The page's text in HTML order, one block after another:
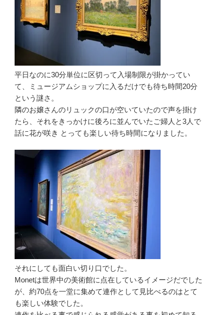
平日なのに30分単位に区切って入場制限が掛かってい
て、ミュージアムショップに入るだけでも待ち時間20分
という謎さ。
隣のお嬢さんのリュックの口が空いていたので声を掛け
たら、それをきっかけに後ろに並んでいたご婦人と3人で
話に花が咲き とっても楽しい待ち時間になりました。
それにしても面白い切り口でした。
Monetは世界中の美術館に点在しているイメージだでした
が、約70点を一堂に集めて連作として見比べるのはとて
も楽しい体験でした。